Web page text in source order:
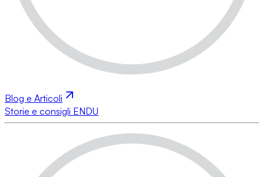
Blog e Articoli
Storie e consigli ENDU